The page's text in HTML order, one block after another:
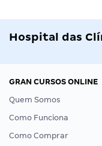
Hospital das
GRAN CURSOS ONLINE
Quem Somos
Como Funciona
Como Comprar